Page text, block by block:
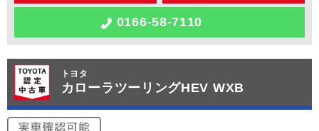
0166-58-7110
トヨタ
カローラツーリングHEV WXB